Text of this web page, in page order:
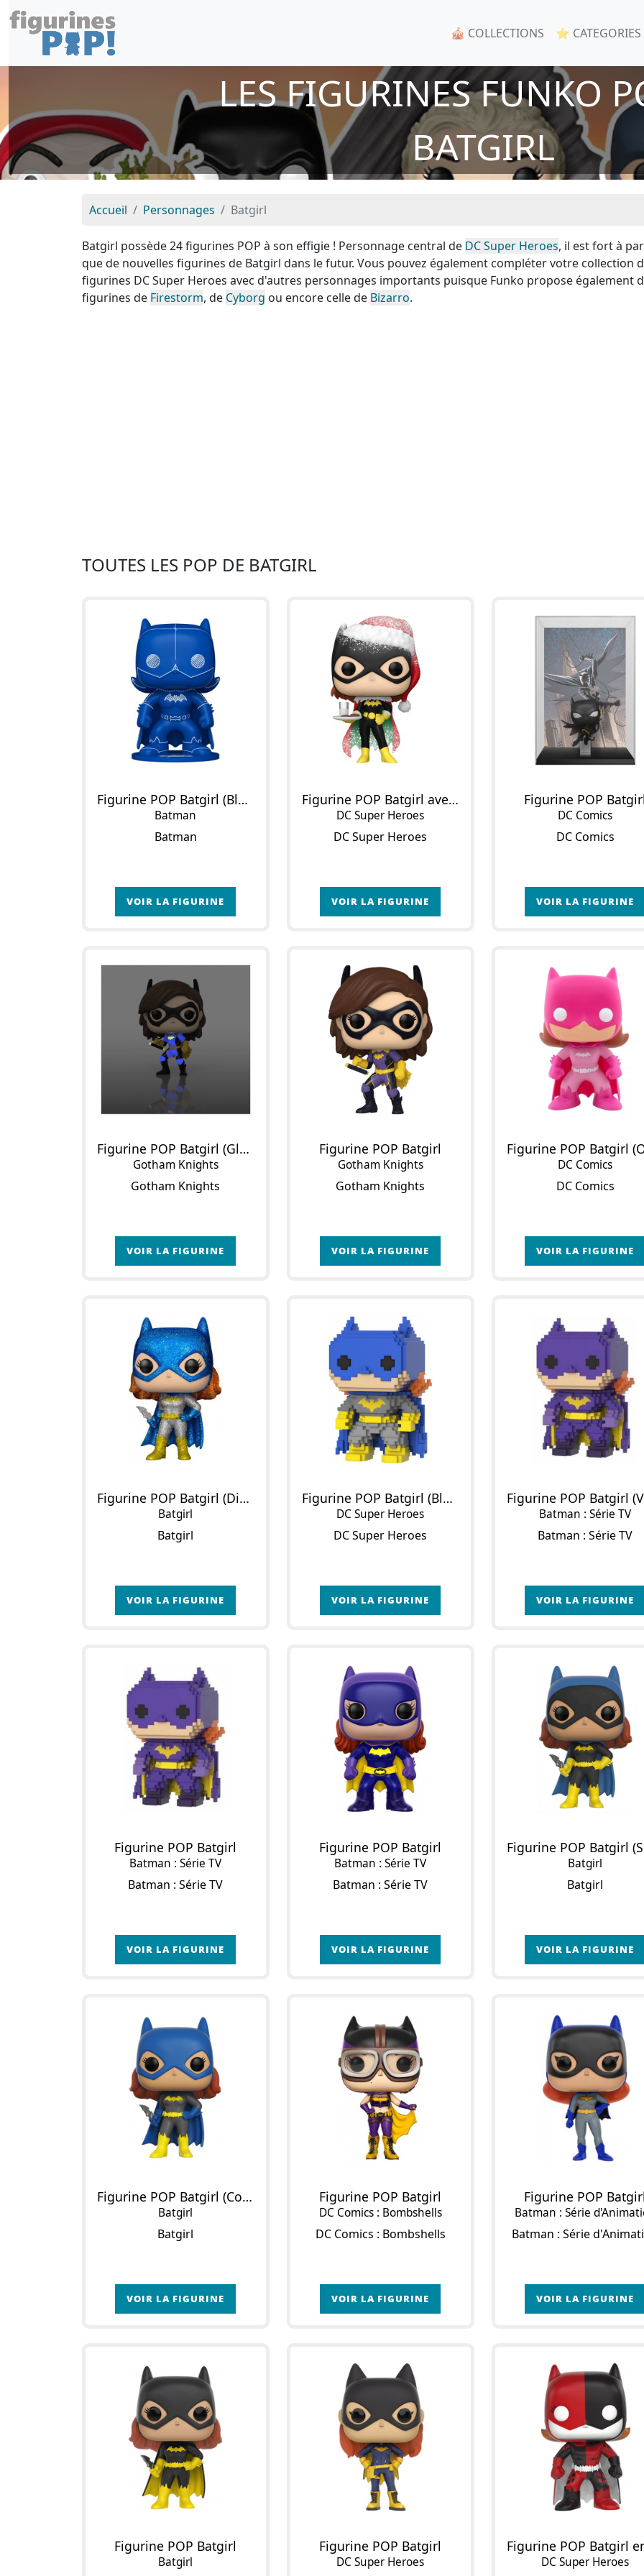
🎪 COLLECTIONS ⭐ CATEGORIES
LES FIGURINES FUNKO
BATGIRL
Accueil Personnages Batgirl
Batgirl possède 24 figurines POP à son effigie ! Personnage central de DC Super Heroes, il est fort à
que de nouvelles figurines de Batgirl dans le futur. Vous pouvez également compléter votre collection
figurines DC Super Heroes avec d'autres personnages importants puisque Funko propose également
figurines de Firestorm, de Cyborg ou encore celle de Bizarro.
TOUTES LES POP DE BATGIRL
Figurine POP Batgirl (Bleu)
Batman
Batman
VOIR LA FIGURINE
Figurine POP Batgirl avec Cookies & Lait (Noël)
DC Super Heroes
DC Super Heroes
VOIR LA FIGURINE
Figurine POP
DC Comics
DC Comics
VOIR LA FIGURINE
Figurine POP Batgirl (Glow in the Dark)
Gotham Knights
Gotham Knights
VOIR LA FIGURINE
Figurine POP Batgirl
Gotham Knights
Gotham Knights
VOIR LA FIGURINE
DC Comics
DC Comics
VOIR LA FIGURINE
Figurine POP Batgirl (Diamond Glitter)
Batgirl
Batgirl
VOIR LA FIGURINE
Figurine POP Batgirl (Bleu)
DC Super Heroes
DC Super Heroes
VOIR LA FIGURINE
Batman : Série TV
Batman : Série TV
VOIR LA FIGURINE
Figurine POP Batgirl
Batman : Série TV
Batman : Série TV
VOIR LA FIGURINE
Figurine POP Batgirl
Batman : Série TV
Batman : Série TV
VOIR LA FIGURINE
Batgirl
Batgirl
VOIR LA FIGURINE
Figurine POP Batgirl (Costume Gris)
Batgirl
Batgirl
VOIR LA FIGURINE
Figurine POP Batgirl
DC Comics : Bombshells
DC Comics : Bombshells
VOIR LA FIGURINE
Figurine POP
Batman : Série
Batman : Série
VOIR LA FIGURINE
Figurine POP Batgirl
Batgirl
Figurine POP Batgirl
DC Super Heroes DC Super Heroes